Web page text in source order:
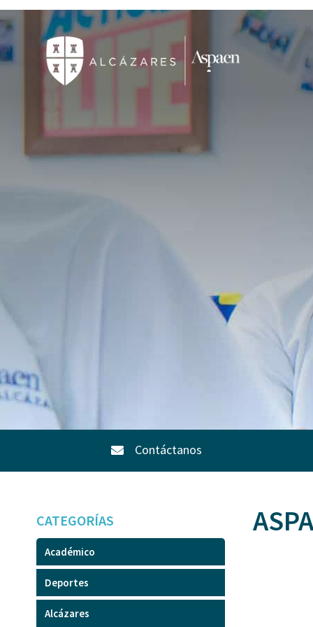
Contáctanos
CATEGORÍAS
Académico
Deportes
Alcázares